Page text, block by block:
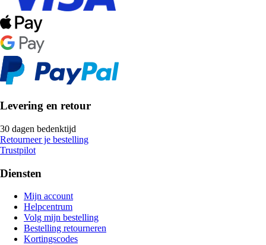
Levering en retour
30 dagen bedenktijd
Retourneer je bestelling
Trustpilot
Diensten
Mijn account
Helpcentrum
Volg mijn bestelling
Bestelling retourneren
Kortingscodes